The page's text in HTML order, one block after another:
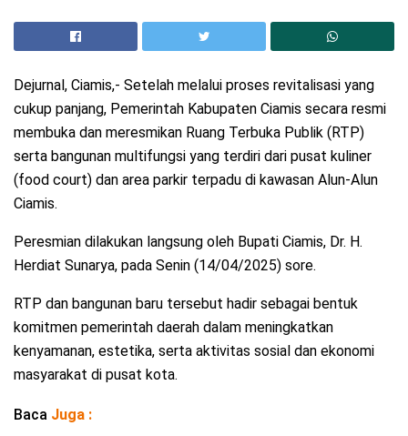
Dejurnal, Ciamis,- Setelah melalui proses revitalisasi yang
cukup panjang, Pemerintah Kabupaten Ciamis secara resmi
membuka dan meresmikan Ruang Terbuka Publik (RTP)
serta bangunan multifungsi yang terdiri dari pusat kuliner
(food court) dan area parkir terpadu di kawasan Alun-Alun
Ciamis.
Peresmian dilakukan langsung oleh Bupati Ciamis, Dr. H.
Herdiat Sunarya, pada Senin (14/04/2025) sore.
RTP dan bangunan baru tersebut hadir sebagai bentuk
komitmen pemerintah daerah dalam meningkatkan
kenyamanan, estetika, serta aktivitas sosial dan ekonomi
masyarakat di pusat kota.
Baca Juga :